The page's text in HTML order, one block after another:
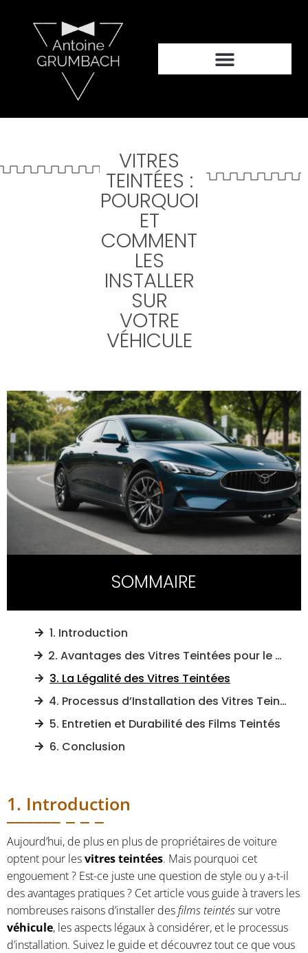
VITRES
TEINTÉES :
POURQUOI
ET
COMMENT
LES
INSTALLER
SUR
VOTRE
VÉHICULE
SOMMAIRE
1. Introduction
2. Avantages des Vitres Teintées pour le Véhicule
3. La Légalité des Vitres Teintées
4. Processus d’Installation des Vitres Teintées
5. Entretien et Durabilité des Films Teintés
6. Conclusion
1. Introduction
Aujourd’hui, de plus en plus de propriétaires de voiture
optent pour lesvitres teintées. Mais pourquoi cet
engouement ? Est-ce juste une question de style ou y a-t-il
des avantages pratiques ? Cet article vous guide à travers les
nombreuses raisons d’installer desfilms teintéssur votre
véhicule, les aspects légaux à considérer, et le processus
d’installation. Suivez le guide et découvrez tout ce que vous